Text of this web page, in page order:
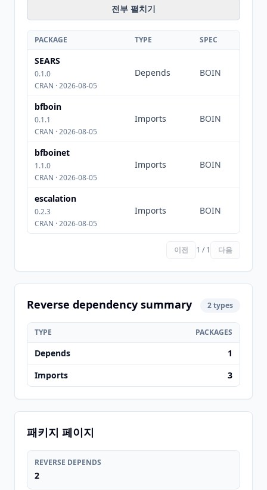
전부 펼치기
PACKAGE TYPE SPEC
SEARS
0.1.0
CRAN · 2026-08-05
Depends BOIN
bfboin
0.1.1
CRAN · 2026-08-05
Imports BOIN
bfboinet
1.1.0
CRAN · 2026-08-05
Imports BOIN
escalation
0.2.3
CRAN · 2026-08-05
Imports BOIN
이전 1 / 1 다음
Reverse dependency summary 2 types
TYPE PACKAGES
Depends
1
Imports
3
패키지 페이지
REVERSE DEPENDS
2